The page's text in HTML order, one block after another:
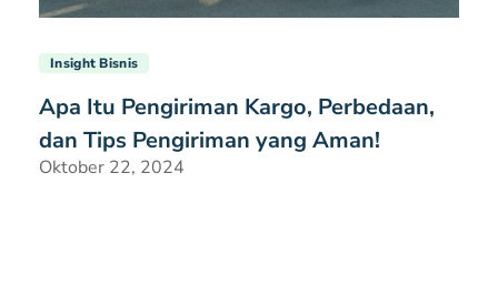
Insight Bisnis
Apa Itu Pengiriman Kargo, Perbedaan,
dan Tips Pengiriman yang Aman!
Oktober 22, 2024